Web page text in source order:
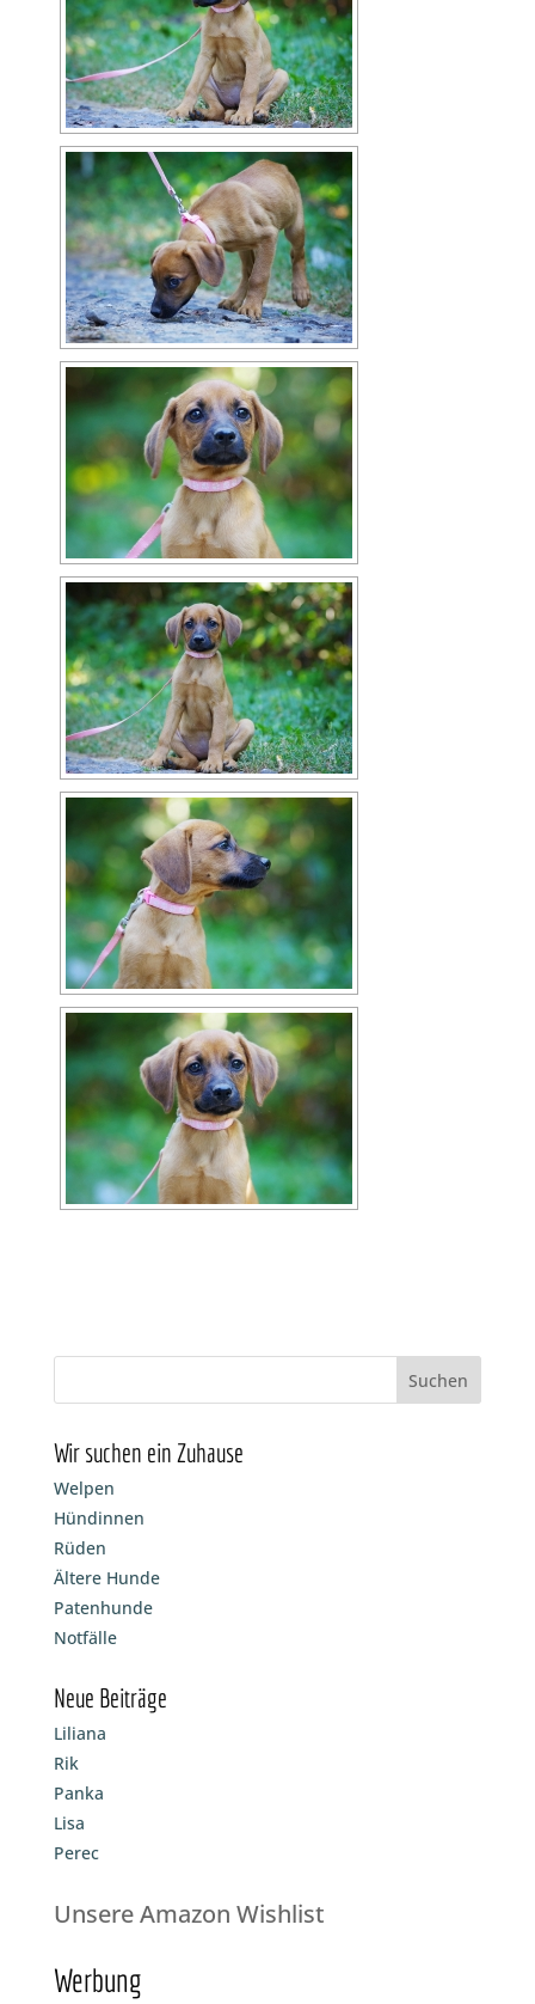
Wir suchen ein Zuhause
Welpen
Hündinnen
Rüden
Ältere Hunde
Patenhunde
Notfälle
Neue Beiträge
Liliana
Rik
Panka
Lisa
Perec
Unsere Amazon Wishlist
Werbung